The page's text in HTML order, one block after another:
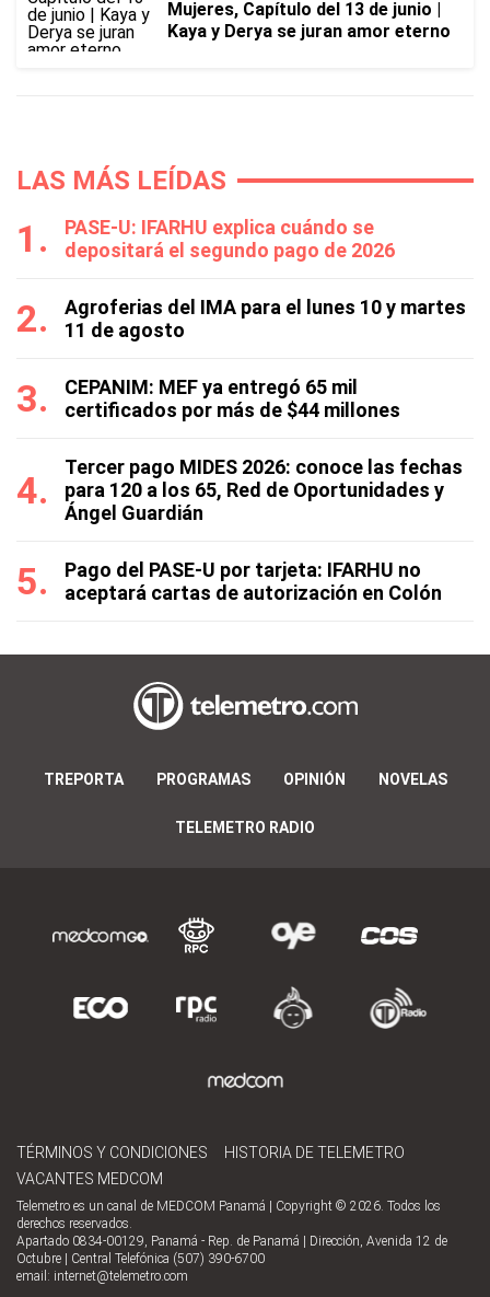
Mujeres, Capítulo del 13 de junio |
Kaya y Derya se juran amor eterno
LAS MÁS LEÍDAS
PASE-U: IFARHU explica cuándo se
depositará el segundo pago de 2026
Agroferias del IMA para el lunes 10 y martes
11 de agosto
CEPANIM: MEF ya entregó 65 mil
certificados por más de $44 millones
Tercer pago MIDES 2026: conoce las fechas
para 120 a los 65, Red de Oportunidades y
Ángel Guardián
Pago del PASE-U por tarjeta: IFARHU no
aceptará cartas de autorización en Colón
TREPORTA PROGRAMAS OPINIÓN NOVELAS
TELEMETRO RADIO
TÉRMINOS Y CONDICIONES
HISTORIA DE TELEMETRO
VACANTES MEDCOM
Telemetro es un canal de MEDCOM Panamá | Copyright © 2026. Todos los
derechos reservados.
Apartado 0834-00129, Panamá - Rep. de Panamá | Dirección, Avenida 12 de
Octubre | Central Telefónica (507) 390-6700
email: internet@telemetro.com